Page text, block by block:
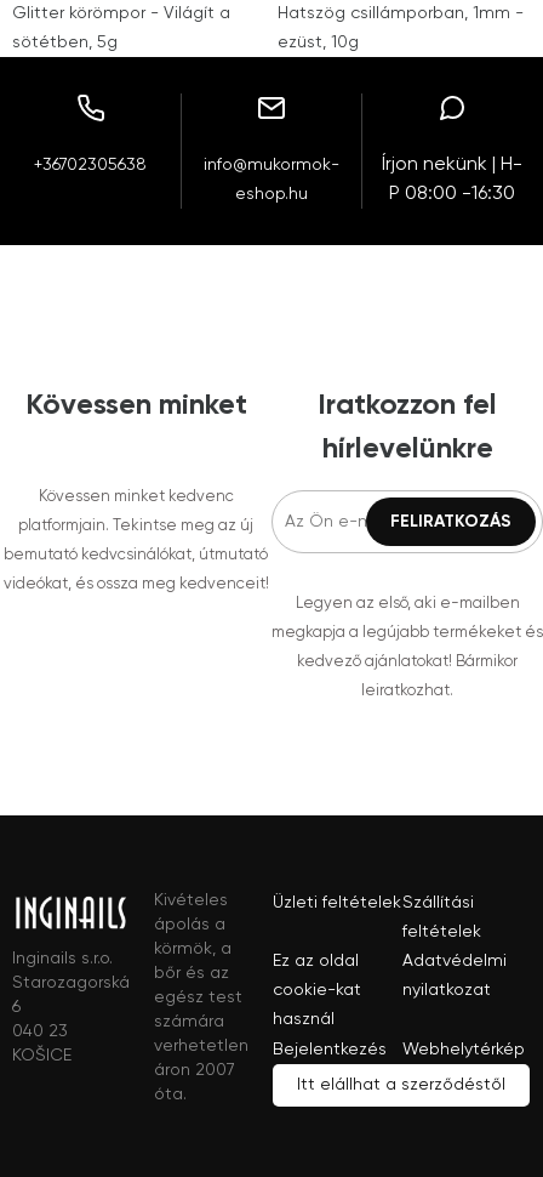
Glitter körömpor - Világít a
sötétben, 5g
Hatszög csillámporban, 1mm -
ezüst, 10g
+36702305638
info@mukormok-
eshop.hu
Írjon nekünk | H-
P 08:00 -16:30
Kövessen minket
Kövessen minket kedvenc
platformjain. Tekintse meg az új
bemutató kedvcsinálókat, útmutató
videókat, és ossza meg kedvenceit!
Iratkozzon fel
hírlevelünkre
Legyen az első, aki e-mailben
megkapja a legújabb termékeket és
kedvező ajánlatokat! Bármikor
leiratkozhat.
Inginails s.r.o.
Starozagorská
6
040 23
KOŠICE
Kivételes
ápolás a
körmök, a
bőr és az
egész test
számára
verhetetlen
áron 2007
óta.
Üzleti feltételekSzállítási
feltételek
Ez az oldal
cookie-kat
használ
Adatvédelmi
nyilatkozat
Bejelentkezés Webhelytérkép
Itt elállhat a szerződéstől